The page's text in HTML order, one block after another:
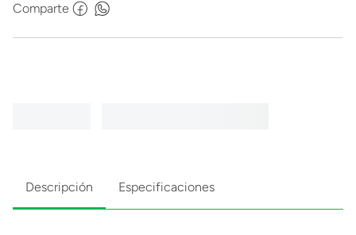
Comparte
Descripción Especificaciones